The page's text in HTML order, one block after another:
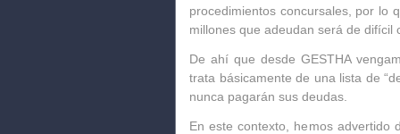
procedimientos concursales, por lo
millones que adeudan será de difícil
De ahí que desde GESTHA
trata básicamente de una lista de
nunca pagarán sus deudas.
En este contexto, hemos